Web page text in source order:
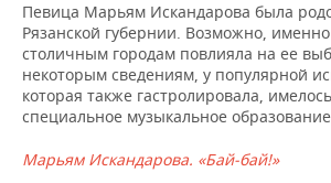
Певица Марьям Искандарова была
Рязанской губернии. Возможно, именно
столичным городам повлияла на ее
некоторым сведениям, у популярной
которая также гастролировала,
специальное музыкальное
Марьям Искандарова. «Бай-бай!»